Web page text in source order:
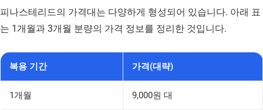
피나스테리드의 가격대는 다양하게 형성되어 있습니다. 아래 표
는 1개월과 3개월 분량의 가격 정보를 정리한 것입니다.
복용 기간 가격(대략)
1개월 9,000원 대